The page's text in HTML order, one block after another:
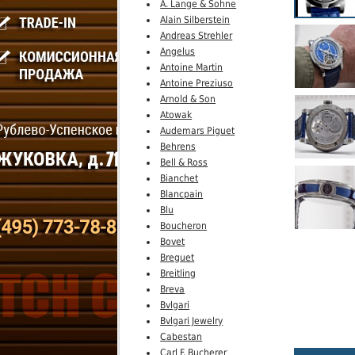
A. Lange & Sohne
Alain Silberstein
Andreas Strehler
Angelus
Antoine Martin
Antoine Preziuso
Arnold & Son
Atowak
Audemars Piguet
Behrens
Bell & Ross
Bianchet
Blancpain
Blu
Boucheron
Bovet
Breguet
Breitling
Breva
Bvlgari
Bvlgari Jewelry
Cabestan